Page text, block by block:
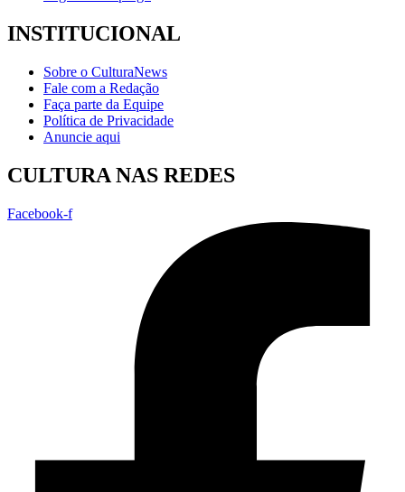
INSTITUCIONAL
Sobre o CulturaNews
Fale com a Redação
Faça parte da Equipe
Política de Privacidade
Anuncie aqui
CULTURA NAS REDES
Facebook-f